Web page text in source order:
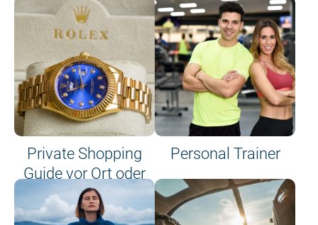
Private Shopping
Guide vor Ort oder
an Bord
Personal Trainer